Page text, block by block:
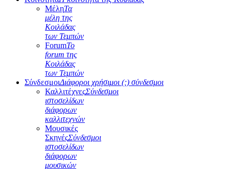
ΜέληΤα
μέλη της
Κοιλάδας
των Τεμπών
ForumΤο
forum της
Κοιλάδας
των Τεμπών
ΣύνδεσμοιΔιάφοροι χρήσιμοι (;) σύνδεσμοι
ΚαλλιτέχνεςΣύνδεσμοι
ιστοσελίδων
διάφορων
καλλιτεχνών
Μουσικές
ΣκηνέςΣύνδεσμοι
ιστοσελίδων
διάφορων
μουσικών